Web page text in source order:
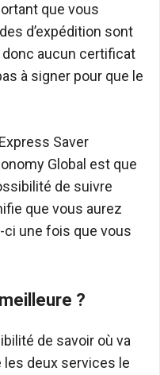
que vous
d’expédition sont
donc aucun certificat
à signer pour que le
Saver
Global est que
de suivre
que vous aurez
ci une fois que vous
?
de savoir où va
les deux services le